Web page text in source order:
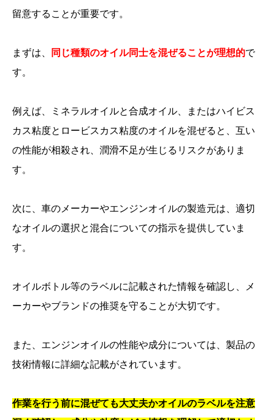
留意することが重要です。
まずは、 同じ種類のオイル同士を混ぜることが理想的で
す。
例えば、ミネラルオイルと合成オイル、またはハイビス
カス粘度とロービスカス粘度のオイルを混ぜると、互い
の性能が相殺され、潤滑不足が生じるリスクがありま
す。
次に、車のメーカーやエンジンオイルの製造元は、適切
なオイルの選択と混合についての指示を提供していま
す。
オイルボトル等のラベルに記載された情報を確認し、メ
ーカーやブランドの推奨を守ることが大切です。
また、エンジンオイルの性能や成分については、製品の
技術情報に詳細な記載がされています。
作業を行う前に混ぜても大丈夫かオイルのラベルを注意